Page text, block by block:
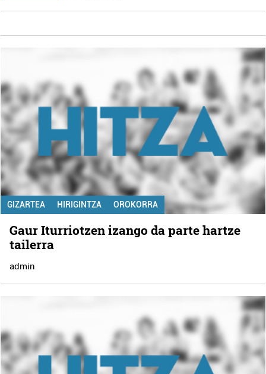
GIZARTEA HIRIGINTZA OROKORRA
Gaur Iturriotzen izango da parte hartze
tailerra
admin